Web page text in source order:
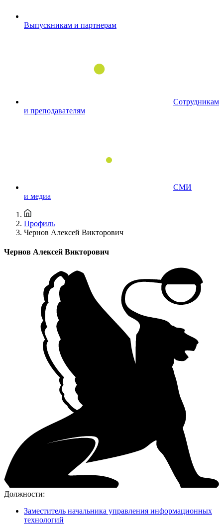
Выпускникам и партнерам
Сотрудникам
и преподавателям
СМИ
и медиа
Профиль
Чернов Алексей Викторович
Чернов Алексей Викторович
Должности:
Заместитель начальника управления информационных
технологий